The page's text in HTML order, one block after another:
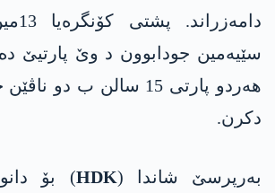
سێیەمین جودابوون د وێ پارتیێ
هەردو پارتی 15 سالن ب
دکرن.
بەرپرسێ شاندا (HDK) بۆ